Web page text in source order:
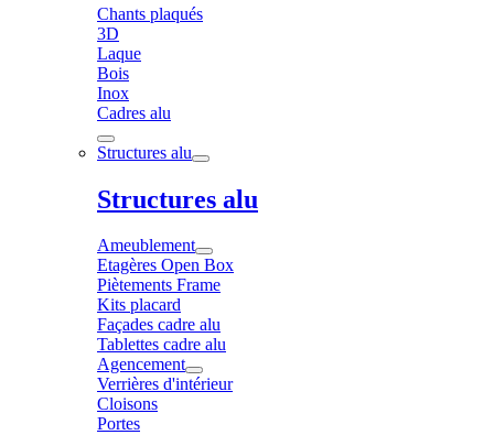
Chants plaqués
3D
Laque
Bois
Inox
Cadres alu
Structures alu
Structures alu
Ameublement
Etagères Open Box
Piètements Frame
Kits placard
Façades cadre alu
Tablettes cadre alu
Agencement
Verrières d'intérieur
Cloisons
Portes